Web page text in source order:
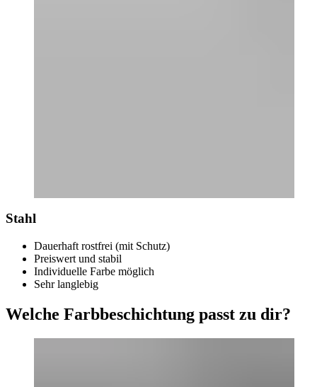
Stahl
Dauerhaft rostfrei (mit Schutz)
Preiswert und stabil
Individuelle Farbe möglich
Sehr langlebig
Welche Farbbeschichtung passt zu dir?